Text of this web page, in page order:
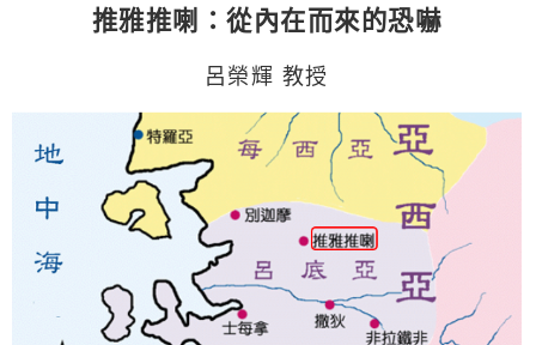
推雅推喇：從內在而來的恐嚇
呂榮輝 教授